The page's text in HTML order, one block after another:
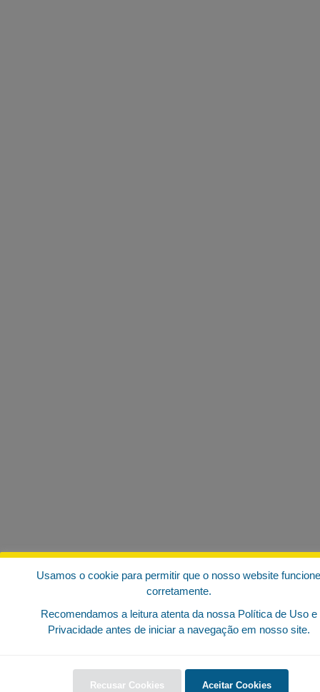
Usamos o cookie para permitir que o nosso website funcione
corretamente.
Recomendamos a leitura atenta da nossa Política de Uso e
Privacidade antes de iniciar a navegação em nosso site.
Recusar Cookies Aceitar Cookies